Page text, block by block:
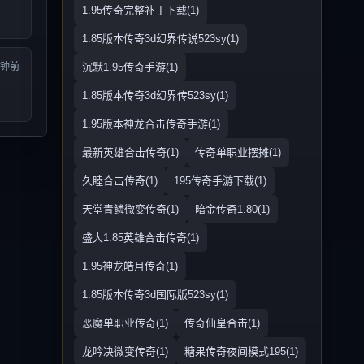
前
1.95传奇完整补丁下载(1)
1.85版本传奇3d幻界传说523sy(1)
沉默1.95传奇手游(1)
1.85版本传奇3d幻界传523sy(1)
1.95版本神龙合击传奇手游(1)
最新英雄合击传奇(1) 传奇单职业摆摊(1)
久睦合击传奇(1) 195传奇手游下载(1)
天堂青鳞微变传奇(1) 暗金传奇1.80(1)
盛大1.85英雄合击传奇(1)
1.95神龙皓月传奇(1)
1.85版本传奇3d国际版523sy(1)
恶魔单职业传奇(1) 传奇仙皇合击(1)
龙吟决微变传奇(1) 糖果传奇夜间模式195(1)